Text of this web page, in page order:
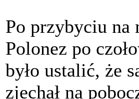
Po przybyciu na
Polonez po
było ustalić, że
zjechał na